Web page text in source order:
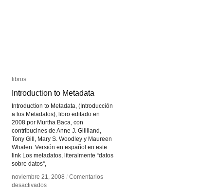
libros
Introduction to Metadata
Introduction to Metadata, (Introducción
a los Metadatos), libro editado en
2008 por Murtha Baca, con
contribucines de Anne J. Gilliland,
Tony Gill, Mary S. Woodley y Maureen
Whalen. Versión en español en este
link Los metadatos, literalmente “datos
sobre datos“,
noviembre 21, 2008 / Comentarios
desactivadosen
libros
Introduction to Metadata
noviembre 21, 2008 / Comentarios
desactivadosen